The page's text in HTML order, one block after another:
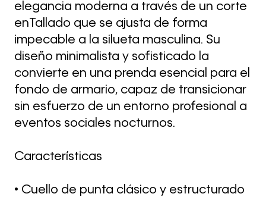
elegancia moderna a través de un corte
enTallado que se ajusta de forma
impecable a la silueta masculina. Su
diseño minimalista y sofisticado la
convierte en una prenda esencial para el
fondo de armario, capaz de transicionar
sin esfuerzo de un entorno profesional a
eventos sociales nocturnos.
Características
• Cuello de punta clásico y estructurado